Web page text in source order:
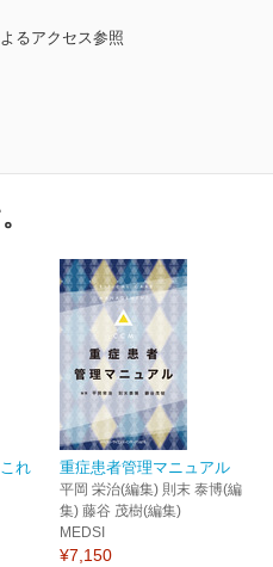
るアクセス参照
れ
重症患者管理マニュアル
平岡 栄治(編集) 則末 泰博(編
集) 藤谷 茂樹(編集)
MEDSI
¥7,150